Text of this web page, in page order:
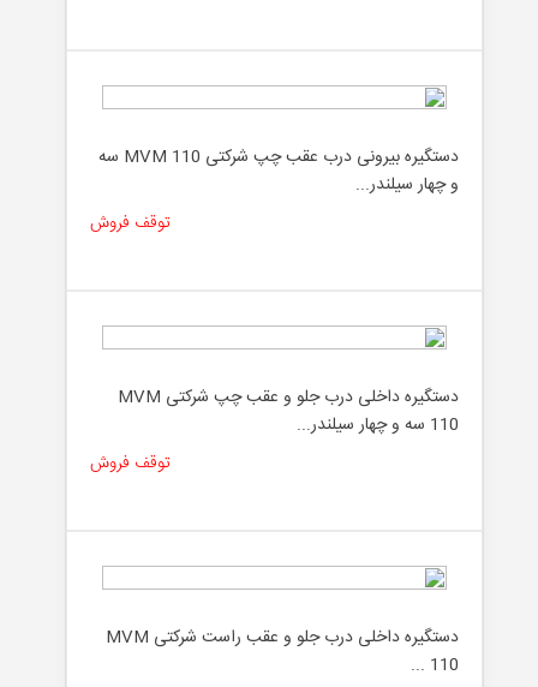
دستگیره بیرونی درب عقب چپ شرکتی MVM 110 سه
و چهار سیلندر...
توقف فروش
دستگیره داخلی درب جلو و عقب چپ شرکتی MVM
110 سه و چهار سیلندر...
توقف فروش
دستگیره داخلی درب جلو و عقب راست شرکتی MVM
110 ...